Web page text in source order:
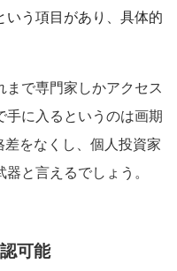
いう項目があり、具体的
まで専門家しかアクセス
手に入るというのは画期
をなくし、個人投資家
と言えるでしょう。
可能